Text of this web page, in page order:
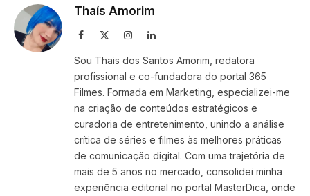
Thaís Amorim
Facebook InstagramLinkedIn
Sou Thais dos Santos Amorim, redatora
profissional e co-fundadora do portal 365
Filmes. Formada em Marketing, especializei-me
na criação de conteúdos estratégicos e
curadoria de entretenimento, unindo a análise
crítica de séries e filmes às melhores práticas
de comunicação digital. Com uma trajetória de
mais de 5 anos no mercado, consolidei minha
experiência editorial no portal MasterDica, onde